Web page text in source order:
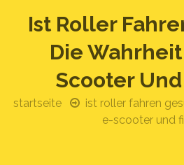
Ist Roller
Die
Scooter
startseite
ist roller fahren
e-scooter und